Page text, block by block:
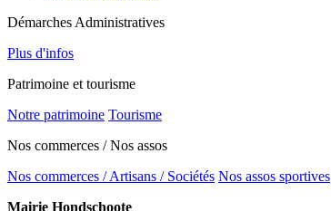
Démarches Administratives
Plus d'infos
Patrimoine et tourisme
Notre patrimoine Tourisme
Nos commerces / Nos assos
Nos commerces / Artisans / Sociétés Nos assos sportives
Mairie Hondschoote